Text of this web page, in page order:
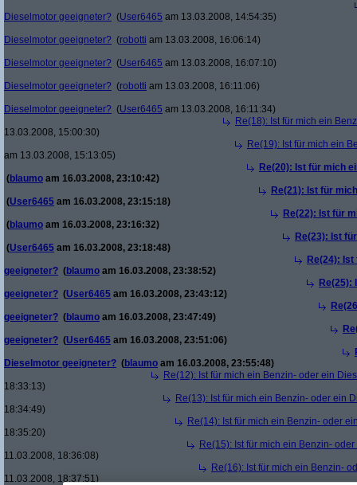
Dieselmotor geeigneter? (User6465 am 13.03.2008, 14:54:35)
Dieselmotor geeigneter? (robotti am 13.03.2008, 16:06:14)
Dieselmotor geeigneter? (User6465 am 13.03.2008, 16:07:10)
Dieselmotor geeigneter? (robotti am 13.03.2008, 16:11:06)
Dieselmotor geeigneter? (User6465 am 13.03.2008, 16:11:34)
Re(18): Ist für mich ein
13.03.2008, 15:00:30)
Re(19): Ist für mich ein
am 13.03.2008, 15:13:05)
Re(20): Ist für mich
(blaumo am 16.03.2008, 23:10:42)
Re(21): Ist für
(User6465 am 16.03.2008, 23:15:18)
Re(22): Ist für
(blaumo am 16.03.2008, 23:16:32)
Re(23): Ist
(User6465 am 16.03.2008, 23:18:48)
Re(24):
geeigneter? (blaumo am 16.03.2008, 23:38:52)
Re(25):
geeigneter? (User6465 am 16.03.2008, 23:43:12)
geeigneter? (blaumo am 16.03.2008, 23:47:49)
geeigneter? (User6465 am 16.03.2008, 23:51:06)
Dieselmotor geeigneter? (blaumo am 16.03.2008, 23:55:48)
Re(12): Ist für mich ein Benzin- oder ein
18:33:13)
Re(13): Ist für mich ein Benzin- oder ein
18:34:49)
Re(14): Ist für mich ein Benzin- oder
18:35:20)
Re(15): Ist für mich ein Benzin-
11.03.2008, 18:36:08)
Re(16): Ist für mich ein Benzin-
11.03.2008, 18:37:51)